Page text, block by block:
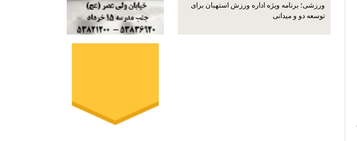
ورزشی؛ برنامه ویژه اداره ورزش استهبان برای
توسعه دو و میدانی